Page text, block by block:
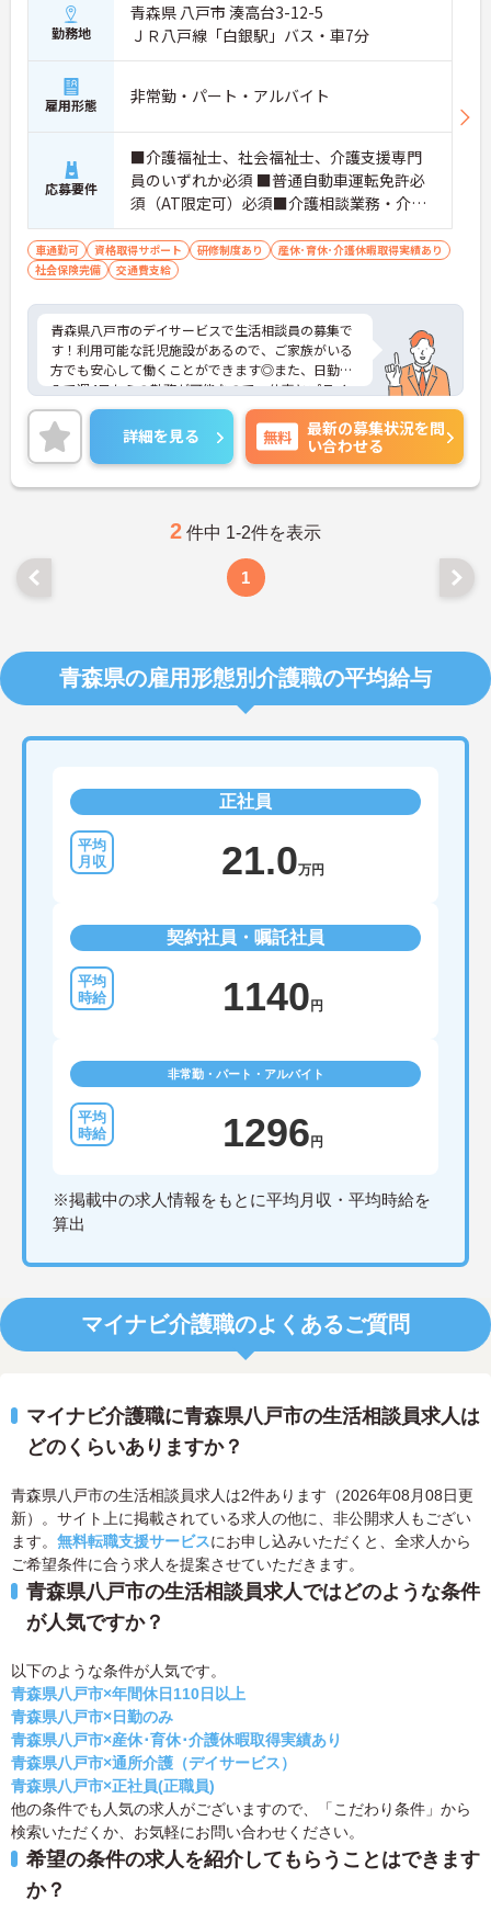
勤務地
青森県 八戸市 湊高台3-12-5
ＪＲ八戸線「白銀駅」バス・車7分
雇用形態 非常勤・パート・アルバイト
応募要件
■介護福祉士、社会福祉士、介護支援専門
員のいずれか必須 ■普通自動車運転免許必
須（AT限定可）必須■介護相談業務・介護
経験1年以上または相談員の相談員の業務経
験が半年以上必須 ■PCで文字入力程度の基
本操作できれば尚可
車通勤可 資格取得サポート 研修制度あり
産休･育休･介護休暇取得実績あり
社会保険完備
交通費支給
青森県八戸市のデイサービスで生活相談員の募集で
す！利用可能な託児施設があるので、ご家族がいる
方でも安心して働くことができます◎また、日勤の
みで週4日からの勤務が可能なので、仕事とプライ
ベートを両立しやすい職場です♪ご興味のある方
は、面接ポイントをお伝えしますので、お気軽にご
連絡ください。
詳細を見る 無料
最新の募集状況を問
い合わせる
2 件中 1-2件を表示
1
青森県の雇用形態別介護職の平均給与
正社員
21.0万円
契約社員・嘱託社員
1140 円
非常勤・パート・アルバイト
1296 円
※掲載中の求人情報をもとに平均月収・平均時給を
算出
マイナビ介護職のよくあるご質問
マイナビ介護職に青森県八戸市の生活相談員求人は
どのくらいありますか？
青森県八戸市の生活相談員求人は2件あります（2026年08月08日更
新）。サイト上に掲載されている求人の他に、非公開求人もござい
ます。 無料転職支援サービスにお申し込みいただくと、全求人から
ご希望条件に合う求人を提案させていただきます。
青森県八戸市の生活相談員求人ではどのような条件
が人気ですか？
以下のような条件が人気です。
青森県八戸市×年間休日110日以上
青森県八戸市×日勤のみ
青森県八戸市×産休･育休･介護休暇取得実績あり
青森県八戸市×通所介護（デイサービス）
青森県八戸市×正社員(正職員)
他の条件でも人気の求人がございますので、「こだわり条件」から
検索いただくか、お気軽にお問い合わせください。
希望の条件の求人を紹介してもらうことはできます
か？